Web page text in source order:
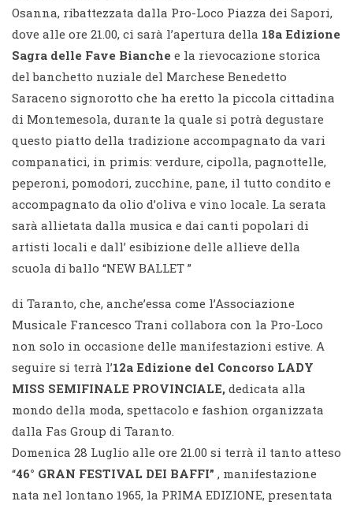
Osanna, ribattezzata dalla Pro-Loco Piazza dei Sapori,
dove alle ore 21.00, ci sarà l’apertura della 18a Edizione
Sagra delle Fave Bianche e la rievocazione storica
del banchetto nuziale del Marchese Benedetto
Saraceno signorotto che ha eretto la piccola cittadina
di Montemesola, durante la quale si potrà degustare
questo piatto della tradizione accompagnato da vari
companatici, in primis: verdure, cipolla, pagnottelle,
peperoni, pomodori, zucchine, pane, il tutto condito e
accompagnato da olio d’oliva e vino locale. La serata
sarà allietata dalla musica e dai canti popolari di
artisti locali e dall’ esibizione delle allieve della
scuola di ballo “NEW BALLET ”
di Taranto, che, anche’essa come l’Associazione
Musicale Francesco Trani collabora con la Pro-Loco
non solo in occasione delle manifestazioni estive. A
seguire si terrà l’12a Edizione del Concorso LADY
MISS SEMIFINALE PROVINCIALE, dedicata alla
mondo della moda, spettacolo e fashion organizzata
dalla Fas Group di Taranto.
Domenica 28 Luglio alle ore 21.00 si terrà il tanto atteso
“46° GRAN FESTIVAL DEI BAFFI” , manifestazione
nata nel lontano 1965, la PRIMA EDIZIONE, presentata